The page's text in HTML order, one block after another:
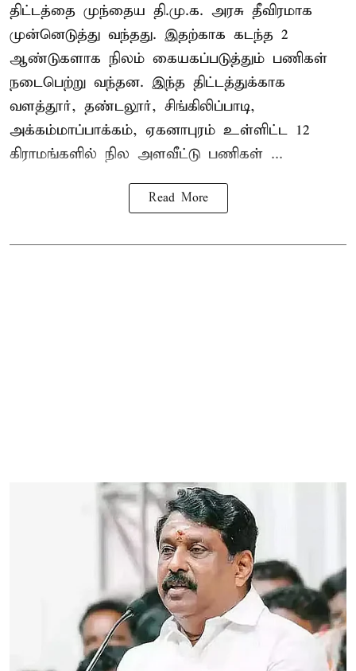
திட்டத்தை முந்தைய தி.மு.க. அரசு தீவிரமாக
முன்னெடுத்து வந்தது. இதற்காக கடந்த 2
ஆண்டுகளாக நிலம் கையகப்படுத்தும் பணிகள்
நடைபெற்று வந்தன. இந்த திட்டத்துக்காக
வளத்தூர், தண்டலூர், சிங்கிலிப்பாடி,
அக்கம்மாப்பாக்கம், ஏகனாபுரம் உள்ளிட்ட 12
கிராமங்களில் நில அளவீட்டு பணிகள் ...
Read More